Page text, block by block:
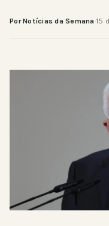
Por Notícias da Semana·15